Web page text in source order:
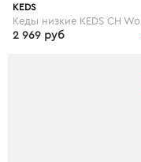
KEDS
2 969 руб